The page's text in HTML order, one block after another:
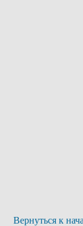
Вернуться к